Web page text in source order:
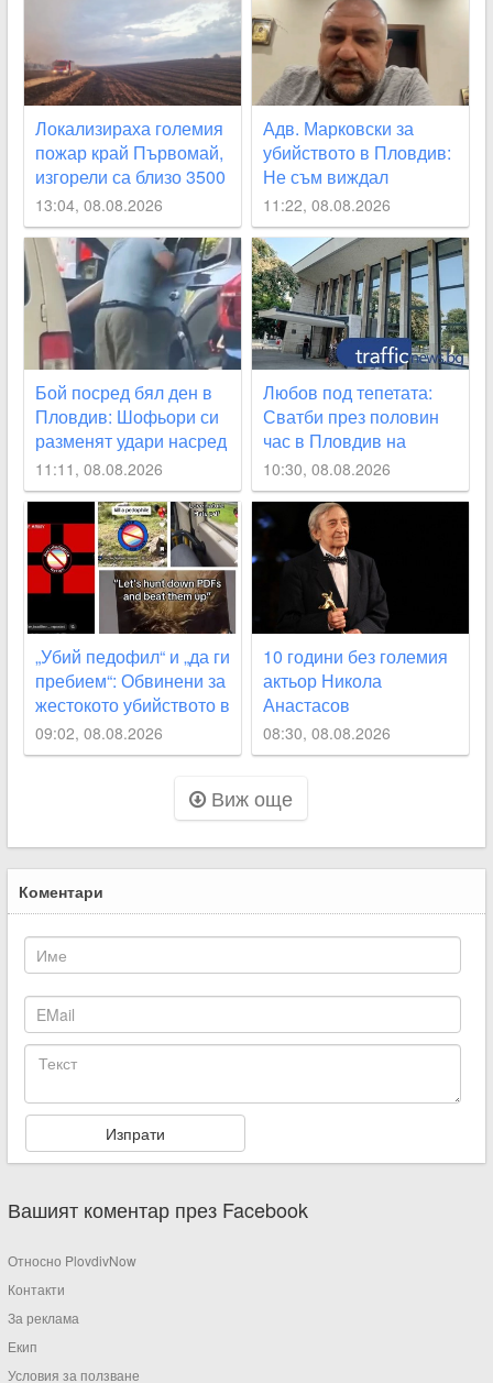
Локализираха големия
пожар край Първомай,
изгорели са близо 3500
декара
13:04, 08.08.2026
Адв. Марковски за
убийството в Пловдив:
Не съм виждал
подобна жестокост от
непълнолетни, 12
години са твърде малко
11:22, 08.08.2026
Бой посред бял ден в
Пловдив: Шофьори си
разменят удари насред
оживено кръстовище
ВИДЕО
11:11, 08.08.2026
Любов под тепетата:
Сватби през половин
час в Пловдив на
магичната дата 8.08
10:30, 08.08.2026
„Убий педофил“ и „да ги
пребием“: Обвинени за
жестокото убийството в
Пловдив споделяли
призиви с насилие в
социалните мрежи
09:02, 08.08.2026
10 години без големия
актьор Никола
Анастасов
08:30, 08.08.2026
Виж още
Коментари
Вашият коментар през Facebook
Относно PlovdivNow
Контакти
За реклама
Екип
Условия за ползване